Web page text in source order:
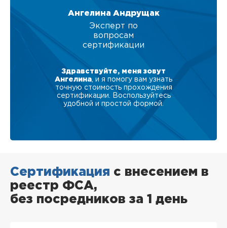
Ангелина Андрущак
Эксперт по
вопросам
сертификации
Здравствуйте, меня зовут
Ангелина , и я помогу вам узнать
точную стоимость прохождения
сертификации. Воспользуйтесь
удобной и простой формой.
Сертификация с внесением в
реестр ФСА,
без посредников за 1 день